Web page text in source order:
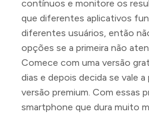
contínuos e monitore os
que diferentes aplicativos
diferentes usuários, então
opções se a primeira não
Comece com uma versão
dias e depois decida se vale
versão premium. Com essas
smartphone que dura muito